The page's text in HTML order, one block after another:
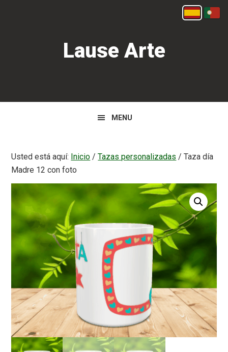
Lause Arte
Español
MENU
Usted está aquí: Inicio / Tazas personalizadas / Taza día
Madre 12 con foto